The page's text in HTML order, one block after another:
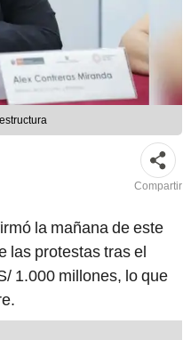
Compartir
la mañana de este
las protestas tras el
1.000 millones, lo que